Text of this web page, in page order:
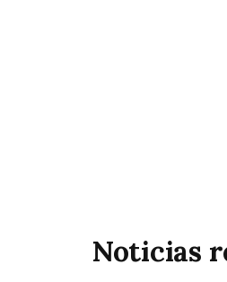
Noticias